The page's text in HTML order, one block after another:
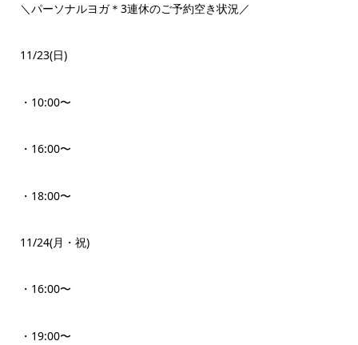
＼パーソナルヨガ＊3連休のご予約空き状況／
11/23(日)
・10:00〜
・16:00〜
・18:00〜
11/24(月・祝)
・16:00〜
・19:00〜